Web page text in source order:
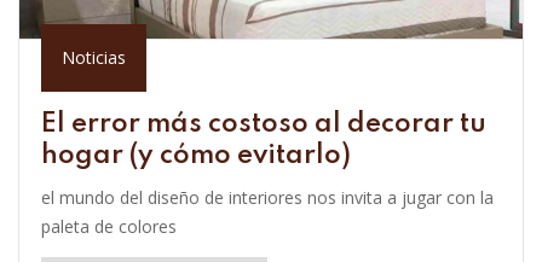
Noticias
El error más costoso al decorar tu
hogar (y cómo evitarlo)
el mundo del diseño de interiores nos invita a jugar con la
paleta de colores